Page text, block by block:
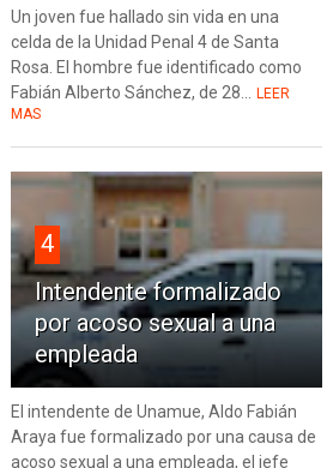
Un joven fue hallado sin vida en una
celda de la Unidad Penal 4 de Santa
Rosa. El hombre fue identificado como
Fabián Alberto Sánchez, de 28... LEER
MAS
4
Intendente formalizado
por acoso sexual a una
empleada
El intendente de Unamue, Aldo Fabián
Araya fue formalizado por una causa de
acoso sexual a una empleada, el jefe